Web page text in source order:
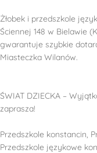
Żłobek i przedszkole
Ściennej 148 w Bielawie
gwarantuje szybkie
Miasteczka Wilanów.
ŚWIAT DZIECKA –
zaprasza!
Przedszkole konstancin,
Przedszkole językowe